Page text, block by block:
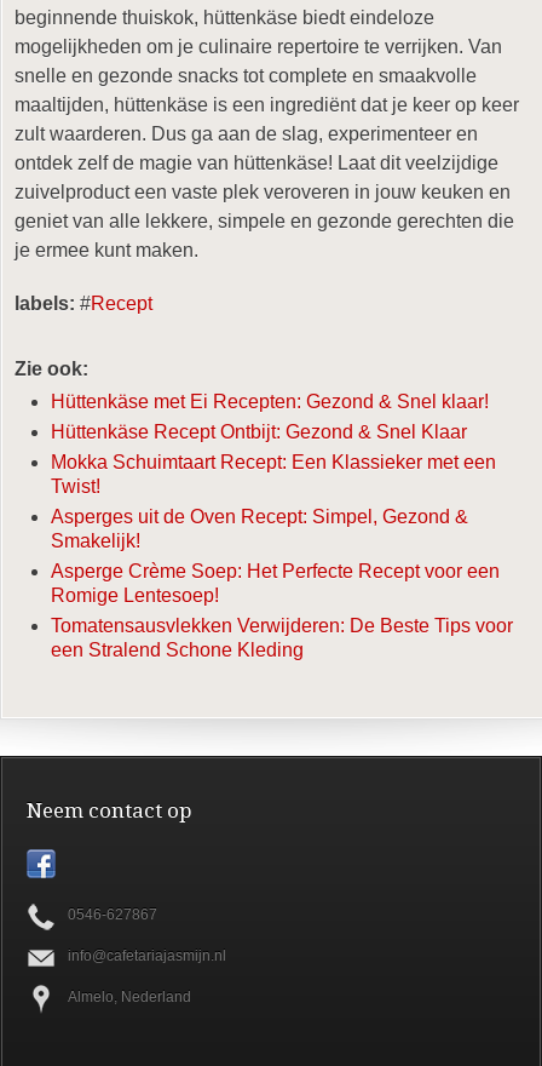
beginnende thuiskok, hüttenkäse biedt eindeloze
mogelijkheden om je culinaire repertoire te verrijken. Van
snelle en gezonde snacks tot complete en smaakvolle
maaltijden, hüttenkäse is een ingrediënt dat je keer op keer
zult waarderen. Dus ga aan de slag, experimenteer en
ontdek zelf de magie van hüttenkäse! Laat dit veelzijdige
zuivelproduct een vaste plek veroveren in jouw keuken en
geniet van alle lekkere, simpele en gezonde gerechten die
je ermee kunt maken.
labels: #Recept
Zie ook:
Hüttenkäse met Ei Recepten: Gezond & Snel klaar!
Hüttenkäse Recept Ontbijt: Gezond & Snel Klaar
Mokka Schuimtaart Recept: Een Klassieker met een
Twist!
Asperges uit de Oven Recept: Simpel, Gezond &
Smakelijk!
Asperge Crème Soep: Het Perfecte Recept voor een
Romige Lentesoep!
Tomatensausvlekken Verwijderen: De Beste Tips voor
een Stralend Schone Kleding
Neem contact op
0546-627867
info@cafetariajasmijn.nl
Almelo, Nederland